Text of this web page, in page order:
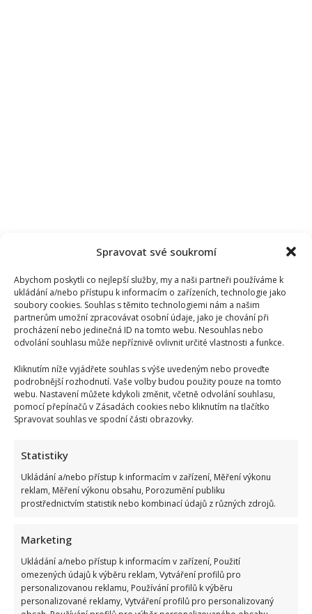
Spravovat své soukromí
Abychom poskytli co nejlepší služby, my a naši partneři používáme k
ukládání a/nebo přístupu k informacím o zařízeních, technologie jako
soubory cookies. Souhlas s těmito technologiemi nám a našim
partnerům umožní zpracovávat osobní údaje, jako je chování při
procházení nebo jedinečná ID na tomto webu. Nesouhlas nebo
odvolání souhlasu může nepříznivě ovlivnit určité vlastnosti a funkce.
Kliknutím níže vyjádřete souhlas s výše uvedeným nebo proveďte
podrobnější rozhodnutí. Vaše volby budou použity pouze na tomto
webu. Nastavení můžete kdykoli změnit, včetně odvolání souhlasu,
pomocí přepínačů v Zásadách cookies nebo kliknutím na tlačítko
Spravovat souhlas ve spodní části obrazovky.
Statistiky
Ukládání a/nebo přístup k informacím v zařízení, Měření výkonu
reklam, Měření výkonu obsahu, Porozumění publiku
prostřednictvím statistik nebo kombinací údajů z různých zdrojů.
Marketing
Ukládání a/nebo přístup k informacím v zařízení, Použití
omezených údajů k výběru reklam, Vytváření profilů pro
personalizovanou reklamu, Používání profilů k výběru
personalizované reklamy, Vytváření profilů pro personalizovaný